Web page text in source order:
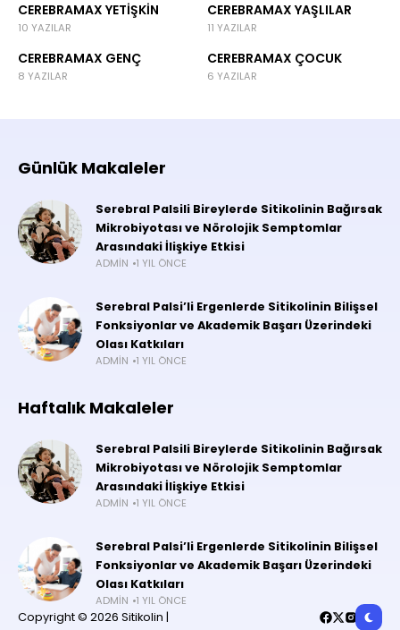
CEREBRAMAX YETIŞKIN
10 YAZILAR
CEREBRAMAX YAŞLILAR
11 YAZILAR
CEREBRAMAX GENÇ
8 YAZILAR
CEREBRAMAX ÇOCUK
6 YAZILAR
Günlük Makaleler
Serebral Palsili Bireylerde Sitikolinin Bağırsak
Mikrobiyotası ve Nörolojik Semptomlar
Arasındaki İlişkiye Etkisi
ADMIN 1 YIL ÖNCE
Serebral Palsi’li Ergenlerde Sitikolinin Bilişsel
Fonksiyonlar ve Akademik Başarı Üzerindeki
Olası Katkıları
ADMIN 1 YIL ÖNCE
Haftalık Makaleler
Serebral Palsili Bireylerde Sitikolinin Bağırsak
Mikrobiyotası ve Nörolojik Semptomlar
Arasındaki İlişkiye Etkisi
ADMIN 1 YIL ÖNCE
Serebral Palsi’li Ergenlerde Sitikolinin Bilişsel
Fonksiyonlar ve Akademik Başarı Üzerindeki
Olası Katkıları
ADMIN 1 YIL ÖNCE
Copyright © 2026 Sitikolin |